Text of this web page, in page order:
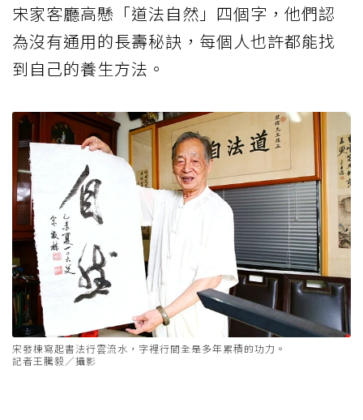
宋家客廳高懸「道法自然」四個字，他們認
為沒有通用的長壽秘訣，每個人也許都能找
到自己的養生方法。
宋發棟寫起書法行雲流水，字裡行間全是多年累積的功力。
記者王騰毅／攝影